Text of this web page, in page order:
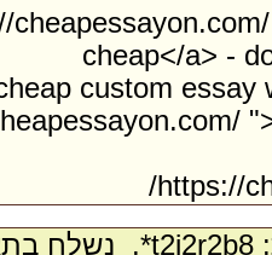
cheap</a> -
custom essay
https://